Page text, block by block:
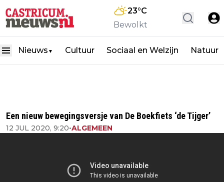
23°C
Bewolkt
Nieuws ▼ Cultuur Sociaal en Welzijn Natuur
Een nieuw bewegingsversje van De Boekfiets ‘de Tijger’
12 JUL 2020, 9:20•ALGEMEEN